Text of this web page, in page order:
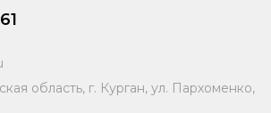
область, г. Курган, ул. Пархоменко,